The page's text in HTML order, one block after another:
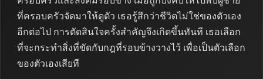
ที่ครอบครัวจัดมาให้ดูตัว เธอรู้สึกว่าชีวิตไม่ใช่ของตัวเอง
อีกต่อไป การตัดสินใจครั้งสำคัญจึงเกิดขึ้นทันที เธอเลือก
ที่จะกระทำสิ่งที่ขัดกับกฎที่รอบข้างวางไว้ เพื่อเป็นตัวเลือก
ของตัวเองเสียที